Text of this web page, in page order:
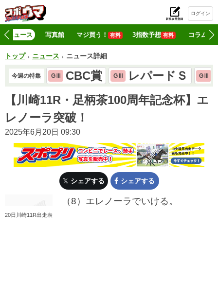
ログイン
ニュース 写真館 マジ買う！ 有料 3指数予想 有料 コラム
トップ ニュース ニュース詳細
今週の特集 GⅢ CBC賞 GⅢ レパードＳ GⅢ
【川崎11R・足柄茶100周年記念杯】エ
レノーラ突破！
2025年6月20日 09:30
シェアする シェアする
20日川崎11R出走表
（8）エレノーラでいける。